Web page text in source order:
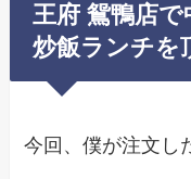
王府 鴛鴨店
炒飯ランチを
今回、僕が注文し